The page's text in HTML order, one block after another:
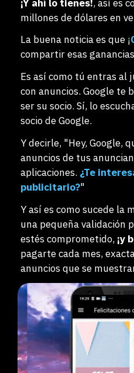
¡Y ahí lo tienes!, así es
millones de dólares en
La buena noticia es que ¡
compartir esas
Es así como tú entras al
con anuncios. Google te
ser su socio. Sí, lo
socio de Google.
Y decirle, "Hey, Google,
anuncios de tus
aplicaciones. ¿Te
publicitario?"
Y así es como sucede la
una pequeña validación
estés comprometido, ¡y
pagarte cada mes,
anuncios que se